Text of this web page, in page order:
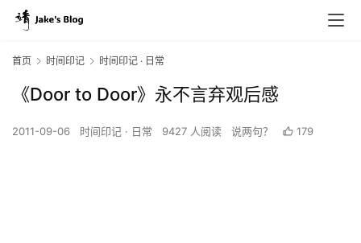
首页 时间印记 时间印记 · 日常
《Door to Door》永不言弃观后感
2011-09-06 时间印记 · 日常 9427 人阅读 说两句？ 179